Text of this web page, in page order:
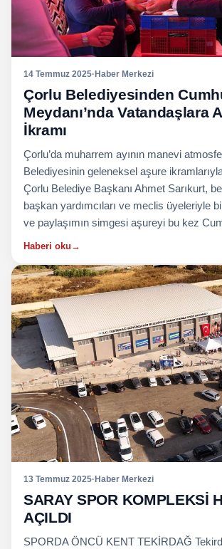
14 Temmuz 2025·Haber Merkezi
Çorlu Belediyesinden
Meydanı’nda Vatandaşlara
İkramı
Çorlu’da muharrem ayının manevi
Belediyesinin geleneksel aşure
Çorlu Belediye Başkanı Ahmet Sarıkurt,
başkan yardımcıları ve meclis üyeleriyle
ve paylaşımın simgesi aşureyi bu kez
Haberi oku →
13 Temmuz 2025·Haber Merkezi
SARAY SPOR KOMPLEKSİ
AÇILDI
SPORDA ÖNCÜ KENT TEKİRDAĞ